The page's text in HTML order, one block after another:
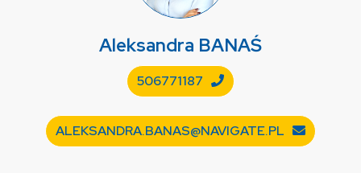
Aleksandra BANAŚ
506771187
ALEKSANDRA.BANAS@NAVIGATE.PL